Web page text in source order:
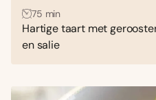
75 min
Hartige taart met
en salie